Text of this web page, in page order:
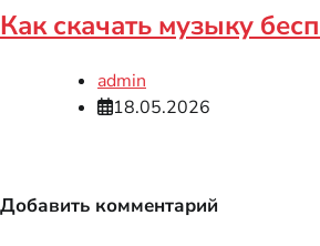
Как скачать музыку
admin
18.05.2026
Добавить комментарий